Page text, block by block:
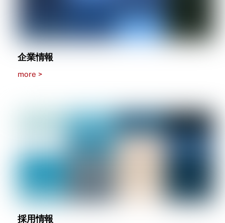
企業情報
more >
採用情報